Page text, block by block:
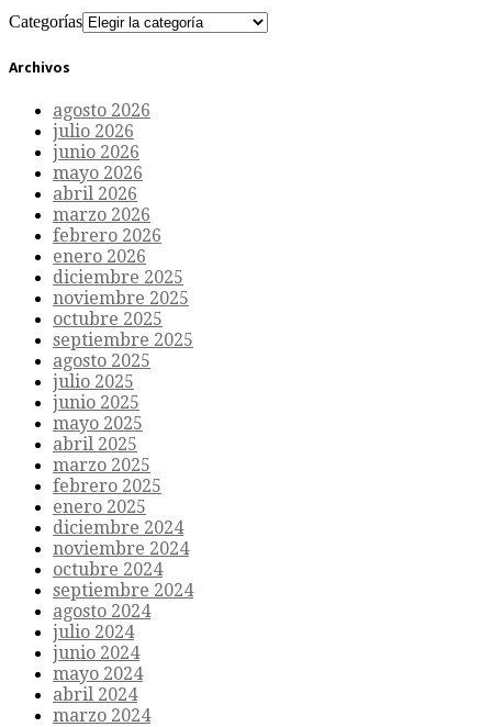
Categorías
Archivos
agosto 2026
julio 2026
junio 2026
mayo 2026
abril 2026
marzo 2026
febrero 2026
enero 2026
diciembre 2025
noviembre 2025
octubre 2025
septiembre 2025
agosto 2025
julio 2025
junio 2025
mayo 2025
abril 2025
marzo 2025
febrero 2025
enero 2025
diciembre 2024
noviembre 2024
octubre 2024
septiembre 2024
agosto 2024
julio 2024
junio 2024
mayo 2024
abril 2024
marzo 2024